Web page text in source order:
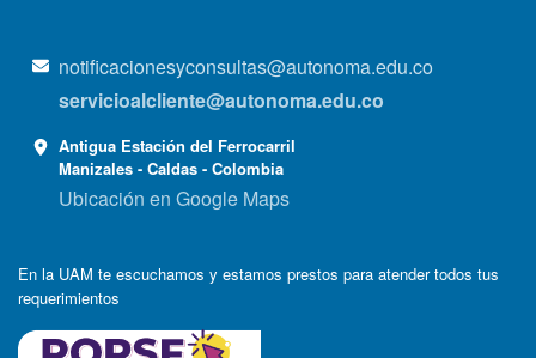
notificacionesyconsultas@autonoma.edu.co
servicioalcliente@autonoma.edu.co
Antigua Estación del Ferrocarril
Manizales - Caldas - Colombia
Ubicación en Google Maps
En la UAM te escuchamos y estamos prestos para atender todos tus
requerimientos